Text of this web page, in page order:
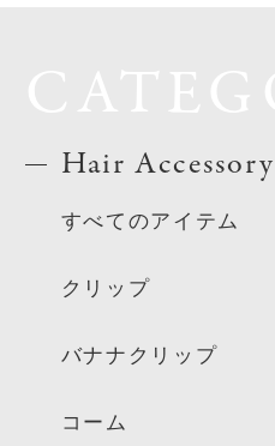
Hair Accessory
すべてのアイテム
クリップ
バナナクリップ
コーム